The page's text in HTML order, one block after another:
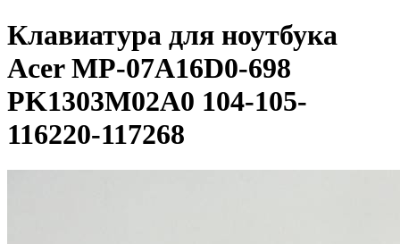
Клавиатура для ноутбука
Acer MP-07A16D0-698
PK1303M02A0 104-105-
116220-117268